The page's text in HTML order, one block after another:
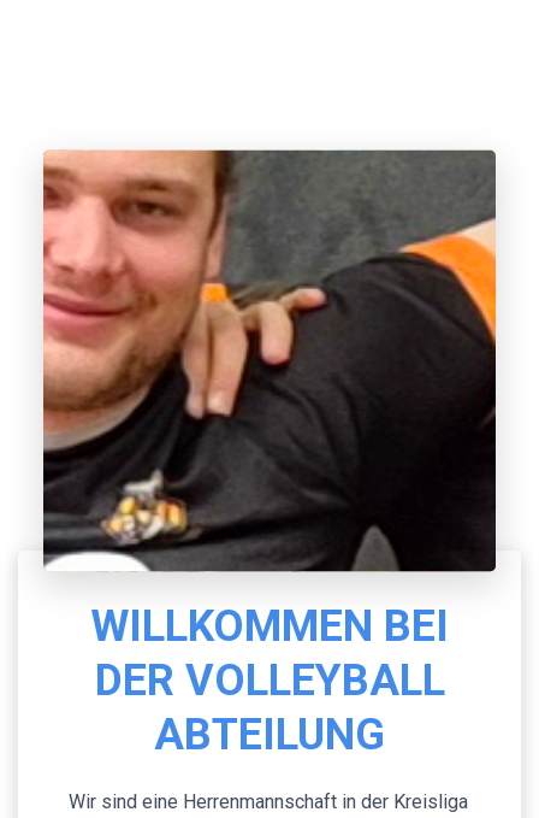
WILLKOMMEN BEI
DER VOLLEYBALL
ABTEILUNG
Wir sind eine Herrenmannschaft in der Kreisliga